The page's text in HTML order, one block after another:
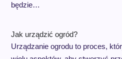
będzie…
Jak urządzić ogród?
Urządzanie ogrodu to proces,